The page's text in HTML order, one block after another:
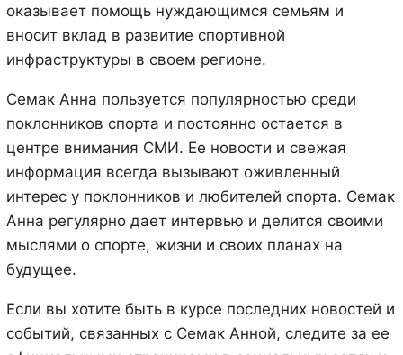
оказывает помощь нуждающимся семьям и
вносит вклад в развитие спортивной
инфраструктуры в своем регионе.
Семак Анна пользуется популярностью среди
поклонников спорта и постоянно остается в
центре внимания СМИ. Ее новости и свежая
информация всегда вызывают оживленный
интерес у поклонников и любителей спорта. Семак
Анна регулярно дает интервью и делится своими
мыслями о спорте, жизни и своих планах на
будущее.
Если вы хотите быть в курсе последних новостей и
событий, связанных с Семак Анной, следите за ее